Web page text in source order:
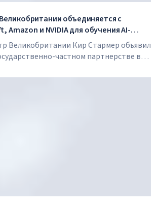
объединяется с
Amazon и NVIDIA для обучения AI-
работников
Великобритании Кир Стармер объявил
частном партнерстве в
совместно с правительством запускают